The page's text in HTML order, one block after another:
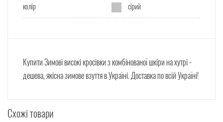
колір сірий
Купити Зимові високі кросівки з комбінованої шкіри на хутрі -
дешева, якісна зимове взуття в Україні. Доставка по всій Україні!
Схожі товари